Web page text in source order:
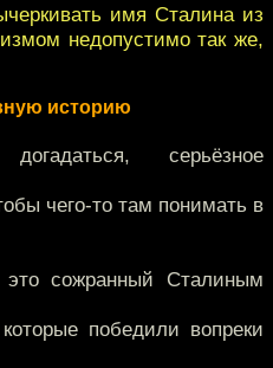
имя Сталина из
недопустимо так же,
историю
серьёзное
чего-то там понимать в
сожранный Сталиным
победили вопреки